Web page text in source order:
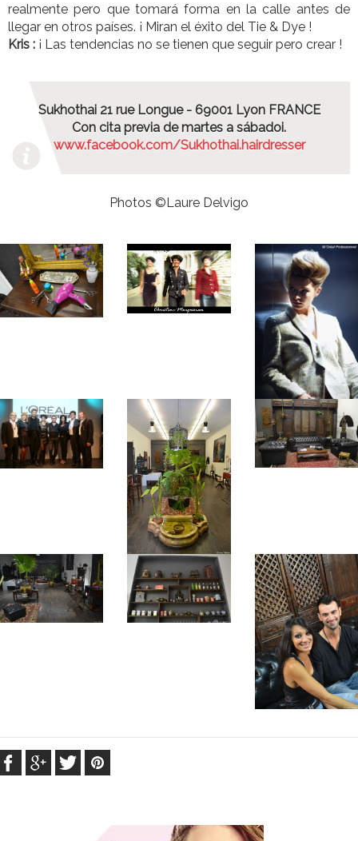
realmente pero que tomará forma en la calle antes de
llegar en otros países. ¡ Miran el éxito del Tie & Dye !
Kris : ¡ Las tendencias no se tienen que seguir pero crear !
Sukhothai 21 rue Longue - 69001 Lyon FRANCE
Con cita previa de martes a sábadoi.
www.facebook.com/Sukhothai.hairdresser
Photos ©Laure Delvigo